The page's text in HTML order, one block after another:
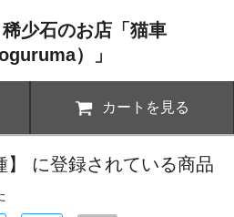
少石のお店「猫車
）」
カートを見る
】 に登録されている商品